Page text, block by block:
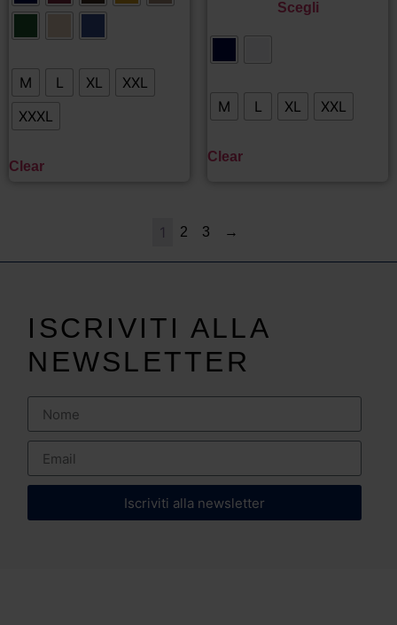
M L XL
XXL
XXXL
Clear
Scegli
M L XL XXL
Clear
1 2 3 →
ISCRIVITI ALLA
NEWSLETTER
Iscriviti alla newsletter